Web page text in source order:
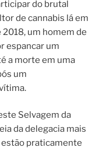
do brutal
de cannabis lá em
um homem de
espancar um
a morte em uma
um
Selvagem da
da delegacia mais
estão praticamente